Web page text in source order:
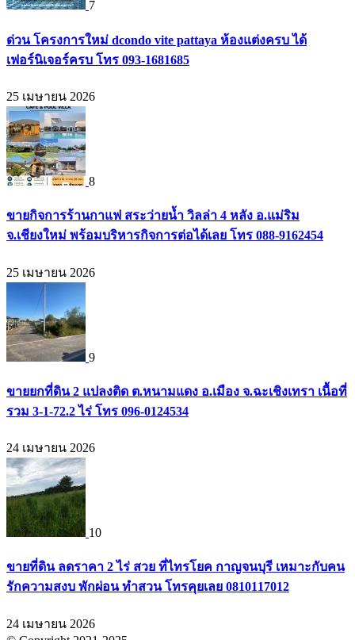
7
ด่วน โครงการใหม่ dcondo vite pattaya ห้องแต่งครบ ได้
เฟอร์นิเจอร์ครบ โทร 093-1681685
25 เมษายน 2026
8
ขายกิจการร้านกาแฟ สระว่ายน้ำ วิลล่า 4 หลัง อ.แม่ริม
จ.เชียงใหม่ พร้อมบริหารกิจการต่อได้เลย โทร 088-9162454
25 เมษายน 2026
9
ขายยกที่ดิน 2 แปลงติด ต.หนามแดง อ.เมือง จ.ฉะเชิงเทรา เนื้อที่
รวม 3-1-72.2 ไร่ โทร 096-0124534
24 เมษายน 2026
10
ขายที่ดิน ลดราคา 2 ไร่ สวย ที่ไทรโยค กาญจนบุรี เหมาะกับคน
รักความสงบ พักผ่อน ทำสวน โทรคุยเลย 0810117012
24 เมษายน 2026